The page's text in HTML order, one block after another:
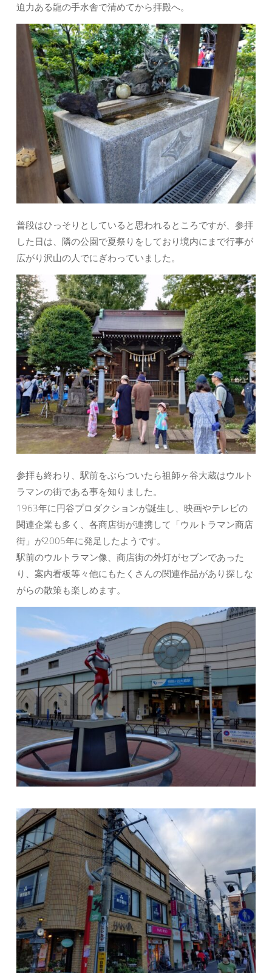
迫力ある龍の手水舎で清めてから拝殿へ。
普段はひっそりとしていると思われるところですが、参拝
した日は、隣の公園で夏祭りをしており境内にまで行事が
広がり沢山の人でにぎわっていました。
参拝も終わり、駅前をぶらついたら祖師ヶ谷大蔵はウルト
ラマンの街である事を知りました。
1963年に円谷プロダクションが誕生し、映画やテレビの
関連企業も多く、各商店街が連携して「ウルトラマン商店
街」が2005年に発足したようです。
駅前のウルトラマン像、商店街の外灯がセブンであった
り、案内看板等々他にもたくさんの関連作品があり探しな
がらの散策も楽しめます。